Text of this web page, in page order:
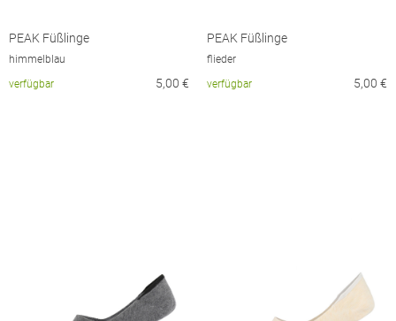
PEAK Füßlinge
himmelblau
verfügbar
5,00 €
PEAK Füßlinge
flieder
verfügbar
5,00 €